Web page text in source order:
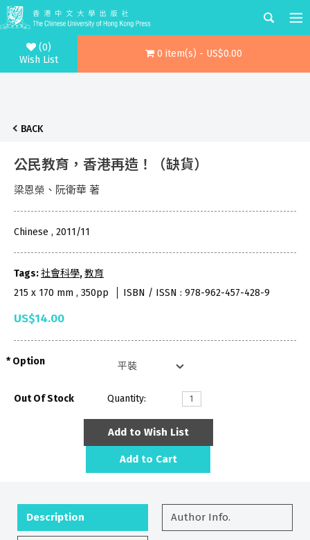
(0)
Wish List
0 item(s) - US$0.00
BACK
公民教育，香港再造！（缺貨）
梁恩榮、阮衛華 著
Chinese , 2011/11
Tags:社會科學,教育
215 x 170 mm , 350pp
ISBN / ISSN : 978-962-457-428-9
US$14.00
Option
Out Of Stock Quantity:
Add to Wish List
Add to Cart
Description Author Info.